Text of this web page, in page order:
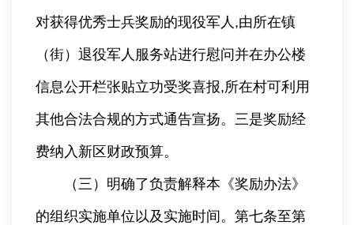
对获得优秀士兵奖励的现役军人,由所在镇
（街）退役军人服务站进行慰问并在办公楼
信息公开栏张贴立功受奖喜报,所在村可利用
其他合法合规的方式通告宣扬。三是奖励经
费纳入新区财政预算。
（三）明确了负责解释本《奖励办法》
的组织实施单位以及实施时间。第七条至第